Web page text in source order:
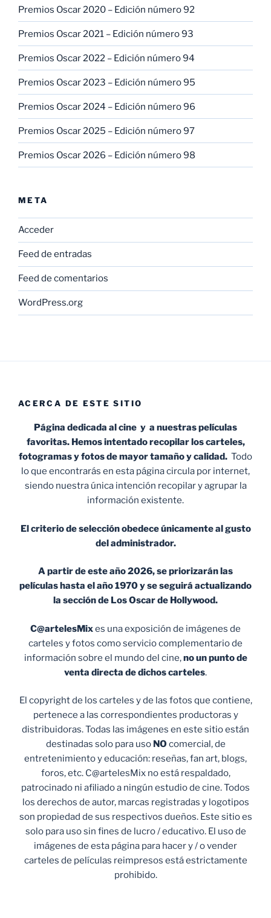
Premios Oscar 2020 – Edición número 92
Premios Oscar 2021 – Edición número 93
Premios Oscar 2022 – Edición número 94
Premios Oscar 2023 – Edición número 95
Premios Oscar 2024 – Edición número 96
Premios Oscar 2025 – Edición número 97
Premios Oscar 2026 – Edición número 98
META
Acceder
Feed de entradas
Feed de comentarios
WordPress.org
ACERCA DE ESTE SITIO
Página dedicada al cine y a nuestras películas
favoritas. Hemos intentado recopilar los carteles,
fotogramas y fotos de mayor tamaño y calidad. Todo
lo que encontrarás en esta página circula por internet,
siendo nuestra única intención recopilar y agrupar la
información existente.
El criterio de selección obedece únicamente al gusto
del administrador.
A partir de este año 2026, se priorizarán las
películas hasta el año 1970 y se seguirá actualizando
la sección de Los Oscar de Hollywood.
C@artelesMixes una exposición de imágenes de
carteles y fotos como servicio complementario de
información sobre el mundo del cine,no un punto de
venta directa de dichos carteles.
El copyright de los carteles y de las fotos que contiene,
pertenece a las correspondientes productoras y
distribuidoras. Todas las imágenes en este sitio están
destinadas solo para uso NO comercial, de
entretenimiento y educación: reseñas, fan art, blogs,
foros, etc. C@artelesMix no está respaldado,
patrocinado ni afiliado a ningún estudio de cine. Todos
los derechos de autor, marcas registradas y logotipos
son propiedad de sus respectivos dueños. Este sitio es
solo para uso sin fines de lucro / educativo. El uso de
imágenes de esta página para hacer y / o vender
carteles de películas reimpresos está estrictamente
prohibido.